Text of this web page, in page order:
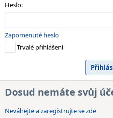
Heslo:
Zapomenuté heslo
Trvalé přihlášení
Dosud nemáte svůj
Neváhejte a zaregistrujte se zde